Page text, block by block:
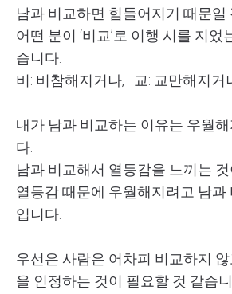
남과 비교하면 힘들어지기 때문일
어떤 분이 ‘비교’로 이행 시를 지었
습니다.
비: 비참해지거나, 교: 교만해지거
내가 남과 비교하는 이유는 우월
다.
남과 비교해서 열등감을 느끼는
열등감 때문에 우월해지려고 남과
입니다.
우선은 사람은 어차피 비교하지
을 인정하는 것이 필요할 것 같습